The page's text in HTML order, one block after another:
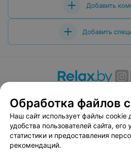
Добавить
Добавить
Вакансии
Публичный договор
Публичный договор по
«Афиша»
Пользовательское
Обработка файлов
Наш сайт использует файлы cookie
удобства пользователей сайта, его
статистики и предоставления
рекомендаций.